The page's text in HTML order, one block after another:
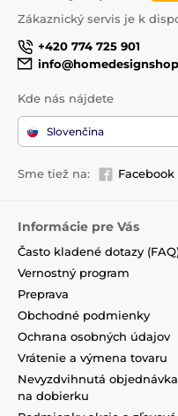
Zákaznický servis je k
+420 774 725 901
Kde nás nájdete
Slovenčina
Sme tiež na: Facebook
Informácie pre Vás
Často kladené dotazy
Vernostný program
Preprava
Obchodné podmienky
Ochrana osobných údajov
Vrátenie a výmena tovaru
Nevyzdvihnutá objednávka
na dobierku